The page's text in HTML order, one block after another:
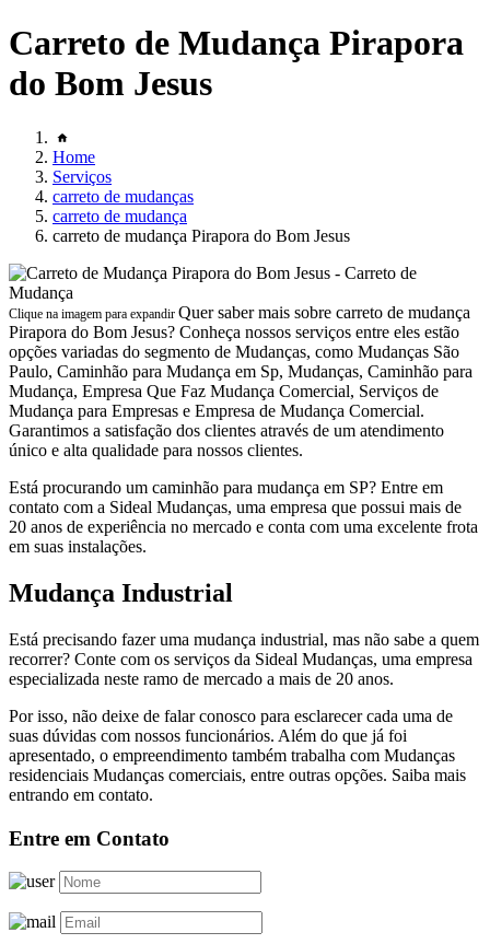
Carreto de Mudança Pirapora
do Bom Jesus
Home
Serviços
carreto de mudanças
carreto de mudança
carreto de mudança Pirapora do Bom Jesus
Clique na imagem para expandir Quer saber mais sobre carreto de mudança
Pirapora do Bom Jesus? Conheça nossos serviços entre eles estão
opções variadas do segmento de Mudanças, como Mudanças São
Paulo, Caminhão para Mudança em Sp, Mudanças, Caminhão para
Mudança, Empresa Que Faz Mudança Comercial, Serviços de
Mudança para Empresas e Empresa de Mudança Comercial.
Garantimos a satisfação dos clientes através de um atendimento
único e alta qualidade para nossos clientes.
Está procurando um caminhão para mudança em SP? Entre em
contato com a Sideal Mudanças, uma empresa que possui mais de
20 anos de experiência no mercado e conta com uma excelente frota
em suas instalações.
Mudança Industrial
Está precisando fazer uma mudança industrial, mas não sabe a quem
recorrer? Conte com os serviços da Sideal Mudanças, uma empresa
especializada neste ramo de mercado a mais de 20 anos.
Por isso, não deixe de falar conosco para esclarecer cada uma de
suas dúvidas com nossos funcionários. Além do que já foi
apresentado, o empreendimento também trabalha com Mudanças
residenciais Mudanças comerciais, entre outras opções. Saiba mais
entrando em contato.
Entre em Contato